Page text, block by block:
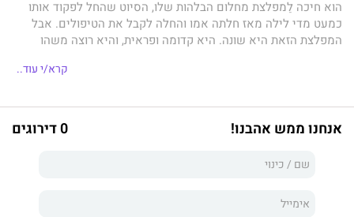
הוא חיכה לַמפלצת מחלום הבלהות שלו, הסיוט שהחל לפקוד אותו
כמעט מדי לילה מאז חלתה אמו והחלה לקבל את הטיפולים. אבל
המפלצת הזאת היא שונה. היא קדומה ופראית, והיא רוצה משהו
טרילוגיית ״כאוס מהלך״, פורש לפנינו סיפור מרטיט לב על אובדן ועל
אותו.7 דקות אחרי חצות
זכה לביקורות משבחות ואינספור פרסים,
ביניהם מדליית קרנגי ומדליית קייט גרינוויי, וסרט המבוסס עליו יצא
לאקרנים ב-2016.
קרא/י עוד..
אנחנו ממש אהבנו! 0 דירוגים